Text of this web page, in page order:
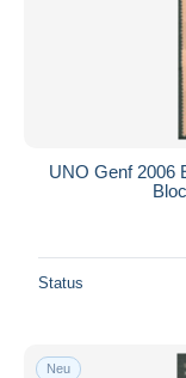
UNO Genf 2006
Status
Neu